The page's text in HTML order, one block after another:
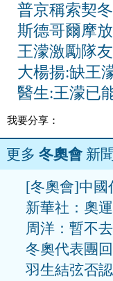
普京稱索契
斯德哥爾摩
王濛激勵隊
大楊揚:缺王
醫生:王濛已
我要分享：
更多 冬奧會新聞
[冬奧會]中國
新華社：奧
周洋：暫不
冬奧代表團
羽生結弦否